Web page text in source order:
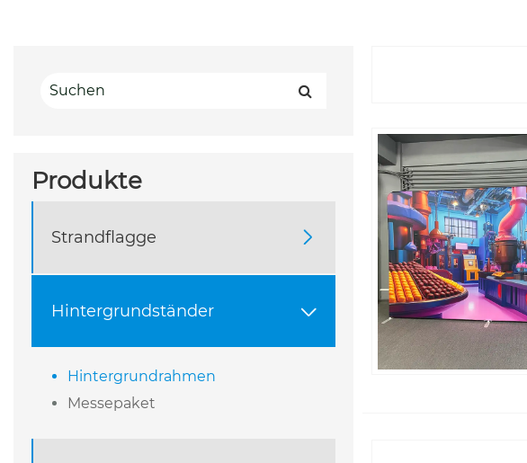
Produkte
Strandflagge 
Hintergrundständer 
Hintergrundrahmen
Messepaket